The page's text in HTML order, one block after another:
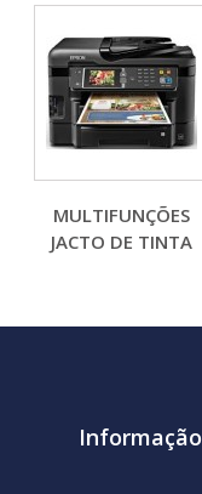
MULTIFUNÇÕES
JACTO DE TINTA
Informação